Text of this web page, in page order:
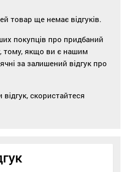
товар ще немає відгуків.
покупців про придбаний
тому, якщо ви є нашим
за залишений відгук про
скористайтеся